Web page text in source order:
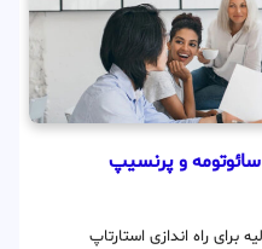
سائوتومه و پرنسیپ
راه اندازی استارتاپ